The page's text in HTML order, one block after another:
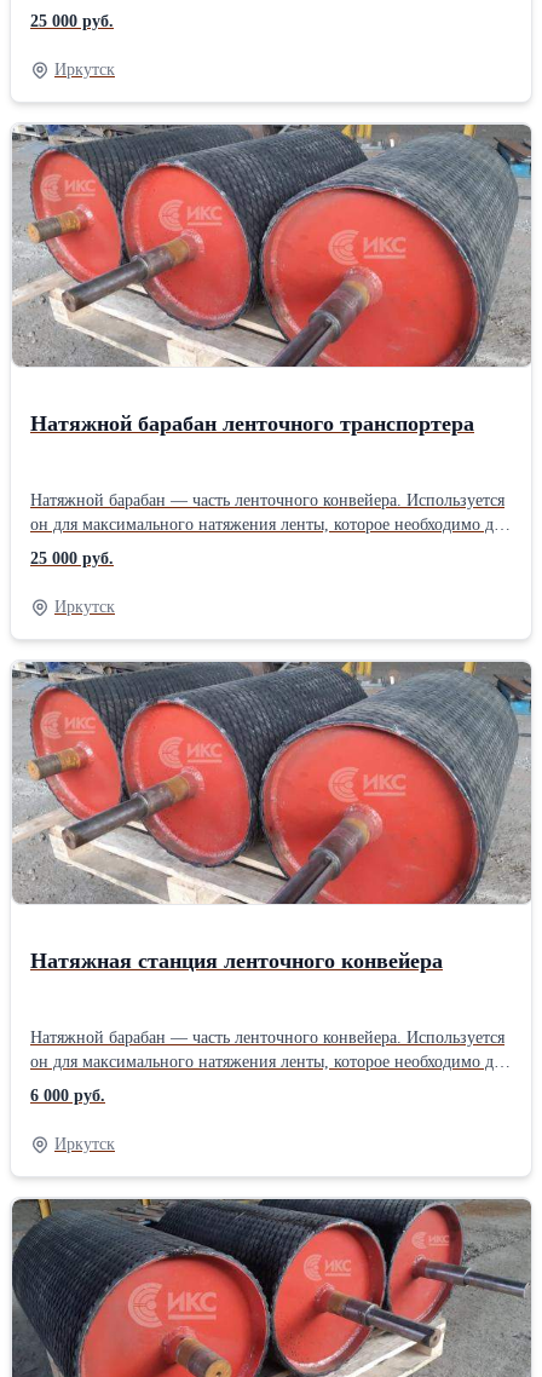
передачи тяги, чтобы привести ленту в движение.Также
натяжной барабан не позволяет провисать ленте между
роликоопорами. Монтируется устройство на противоположной
стороне от приводного барабана. Наше предприятие изготовит
для Вас натяжные, приводные барабаны. У нас работают
грамотные специалисты, которые с радостью спроектируют вам
нужное изделие, гарантируем изготовление в кротачайшие
сроки (в зависимости от загруженности цеха). Звоните!!!
Производитель: Собственное производство Тип: Барабан для
конвейера
25 000 руб.
Иркутск
Натяжной барабан ленточного транспортера
Натяжной барабан — часть ленточного конвейера. Используется
он для максимального натяжения ленты, которое необходимо для
передачи тяги, чтобы привести ленту в движение.Также
натяжной барабан не позволяет провисать ленте между
роликоопорами. Монтируется устройство на противоположной
стороне от приводного барабана. Наше предприятие изготовит
для Вас натяжные, приводные барабаны. У нас работают
грамотные специалисты, которые с радостью спроектируют вам
нужное изделие, гарантируем изготовление в кротачайшие
сроки (в зависимости от загруженности цеха). Звоните!!!
Производитель: Собственное производство Тип: Барабан для
конвейера
25 000 руб.
Иркутск
Натяжная станция ленточного конвейера
Натяжной барабан — часть ленточного конвейера. Используется
он для максимального натяжения ленты, которое необходимо для
передачи тяги, чтобы привести ленту в движение.Также
натяжной барабан не позволяет провисать ленте между
роликоопорами. Монтируется устройство на противоположной
стороне от приводного барабана. Наше предприятие изготовит
для Вас натяжные, приводные барабаны. У нас работают
грамотные специалисты, которые с радостью спроектируют вам
нужное изделие, гарантируем изготовление в кротачайшие
сроки (в зависимости от загруженности цеха). Звоните!!!
Производитель: Собственное производство
6 000 руб.
Иркутск